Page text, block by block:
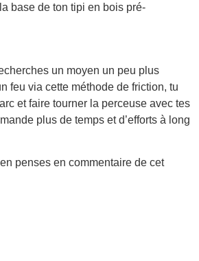
base de ton tipi en bois pré-
un moyen un peu plus
feu via cette méthode de friction, tu
et faire tourner la perceuse avec tes
plus de temps et d’efforts à long
penses en commentaire de cet